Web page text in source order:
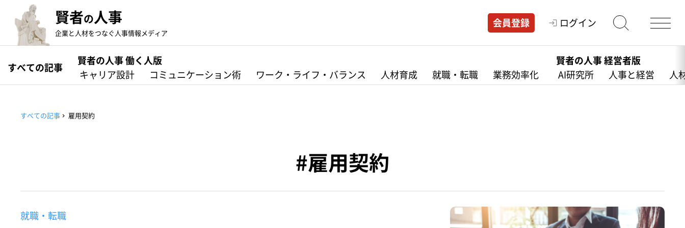
賢者の人事
企業と人材をつなぐ人事情報メディア
会員登録 ログイン
すべての記事
賢者の人事 働く人版
キャリア設計
コミュニケーション術 ワーク・ライフ・バランス 人材育成 就職・転職 業務効率化
賢者の人事 経営者版
AI研究所
人事と経営 人
すべての記事 雇用契約
#雇用契約
就職・転職